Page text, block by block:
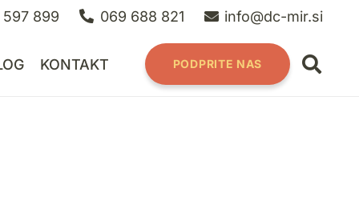
597 899 069 688 821 info@dc-mir.si
KONTAKT PODPRITE NAS